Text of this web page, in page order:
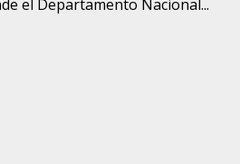
el Departamento Nacional...